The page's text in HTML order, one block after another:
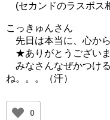
(セカンドのラスボス
こっきゅんさん
先日は本当に、心か
★ありがとうございま
みなさんなぜかつけ
ね。。。（汗）
0